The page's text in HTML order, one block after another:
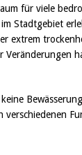
für viele
Stadtgebiet
extrem